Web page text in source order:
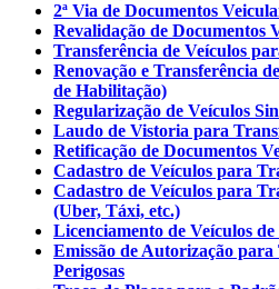
2ª Via de Documentos
Revalidação de Documentos
Transferência de Veículos
Renovação e Transferência
de Habilitação)
Regularização de Veículos
Laudo de Vistoria para
Retificação de Documentos
Cadastro de Veículos para
Cadastro de Veículos para
(Uber, Táxi, etc.)
Licenciamento de Veículos
Emissão de Autorização
Perigosas